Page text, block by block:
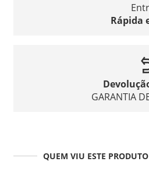
Rápida
GARANTIA
QUEM VIU ESTE